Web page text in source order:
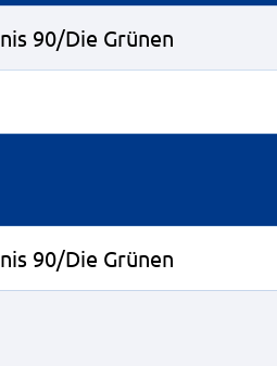
90/Die Grünen
90/Die Grünen